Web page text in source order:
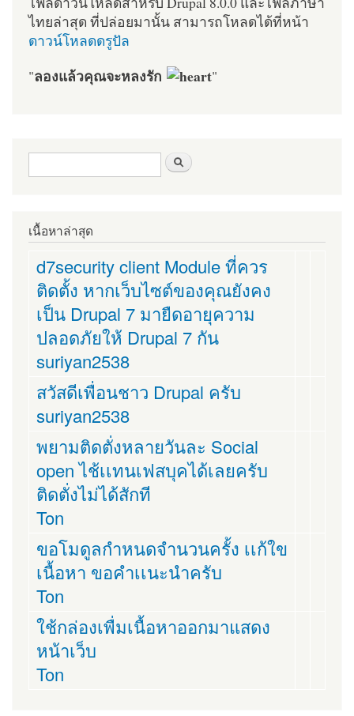
ไทยล่าสุด ที่ปล่อยมานั้น สามารถโหลดได้ที่หน้า
ดาวน์โหลดดรูปัล
"ลองแล้วคุณจะหลงรัก "
ฟอร์มค้นหา
เนื้อหาล่าสุด
d7security client Module ที่ควร
ติดตั้ง หากเว็บไซต์ของคุณยังคง
เป็น Drupal 7 มายืดอายุความ
ปลอดภัยให้ Drupal 7 กัน
suriyan2538
สวัสดีเพื่อนชาว Drupal ครับ
suriyan2538
พยามติดตั่งหลายวันละ Social
open ไช้เเทนเฟสบุคได้เลยครับ
ติดตั่งไม่ได้สักที
Ton
ขอโมดูลกำหนดจำนวนครั้ง เเก้ใข
เนื้อหา ขอคำเเนะนำครับ
Ton
ใช้กล่องเพื่มเนื้อหาออกมาแสดง
หน้าเว็บ
Ton